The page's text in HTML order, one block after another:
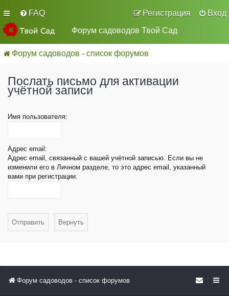
FAQ Вход
Регистрация
Форум садоводов Твой Сад
Форум садоводов - список форумов
Послать письмо для активации
учётной записи
Имя пользователя:
Адрес email:
Адрес email, связанный с вашей учётной записью. Если вы не
изменили его в Личном разделе, то это адрес email, указанный
вами при регистрации.
Форум садоводов - список форумов